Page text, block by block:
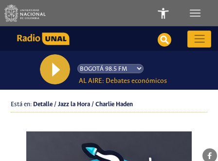
AL AIRE: Debates económicos
Está en: Detalle / Jazz la Hora / Charlie Haden